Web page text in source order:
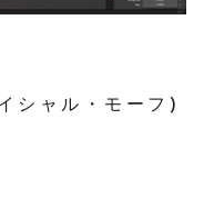
シャル・モーフ)